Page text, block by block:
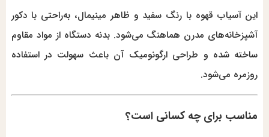
این آسیاب قهوه با رنگ سفید و ظاهر مینیمال، به‌راحتی با دکور
آشپزخانه‌های مدرن هماهنگ می‌شود. بدنه دستگاه از مواد مقاوم
ساخته شده و طراحی ارگونومیک آن باعث سهولت در استفاده
روزمره می‌شود.
مناسب برای چه کسانی است؟